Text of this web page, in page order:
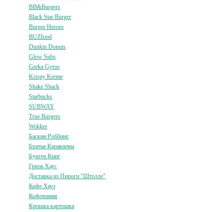
BB&Burgers
Black Star Burger
Burger Heroes
BUZfood
Dunkin Donuts
Glow Subs
Greka Gyros
Krispy Kreme
Shake Shack
Starbucks
SUBWAY
True Burgers
Wokker
Баскин Роббинс
Братья Караваевы
Бургер Кинг
Гриль Хаус
Доставка из Пироги "Штолле"
Кофе Хауз
Кофемания
Крошка картошка